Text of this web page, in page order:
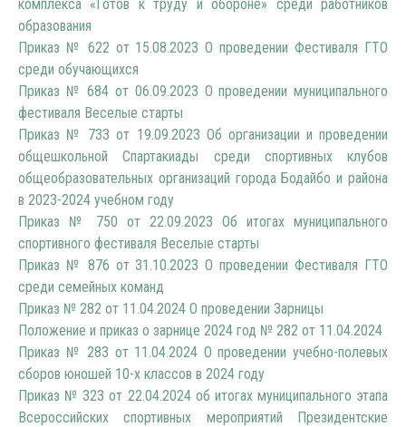
комплекса «Готов к труду и обороне» среди работников
образования
Приказ № 622 от 15.08.2023 О проведении Фестиваля ГТО
среди обучающихся
Приказ № 684 от 06.09.2023 О проведении муниципального
фестиваля Веселые старты
Приказ № 733 от 19.09.2023 Об организации и проведении
общешкольной Спартакиады среди спортивных клубов
общеобразовательных организаций города Бодайбо и района
в 2023-2024 учебном году
Приказ № 750 от 22.09.2023 Об итогах муниципального
спортивного фестиваля Веселые старты
Приказ № 876 от 31.10.2023 О проведении Фестиваля ГТО
среди семейных команд
Приказ № 282 от 11.04.2024 О проведении Зарницы
Положение и приказ о зарнице 2024 год № 282 от 11.04.2024
Приказ № 283 от 11.04.2024 О проведении учебно-полевых
сборов юношей 10-х классов в 2024 году
Приказ № 323 от 22.04.2024 об итогах муниципального этапа
Всероссийских спортивных мероприятий Президентские